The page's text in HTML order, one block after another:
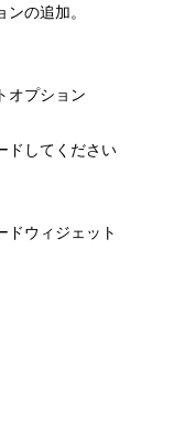
の追加。
オプション
ドしてください
ドウィジェット